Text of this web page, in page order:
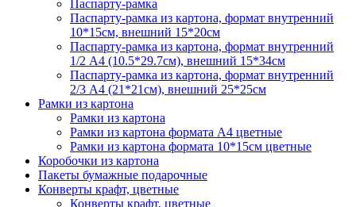
Паспарту-рамка
Паспарту-рамка из картона, формат внутренний
10*15см, внешний 15*20см
Паспарту-рамка из картона, формат внутренний
1/2 А4 (10.5*29.7см), внешний 15*34см
Паспарту-рамка из картона, формат внутренний
2/3 А4 (21*21см), внешний 25*25см
Рамки из картона
Рамки из картона
Рамки из картона формата А4 цветные
Рамки из картона формата 10*15см цветные
Коробочки из картона
Пакеты бумажные подарочные
Конверты крафт, цветные
Конверты крафт, цветные